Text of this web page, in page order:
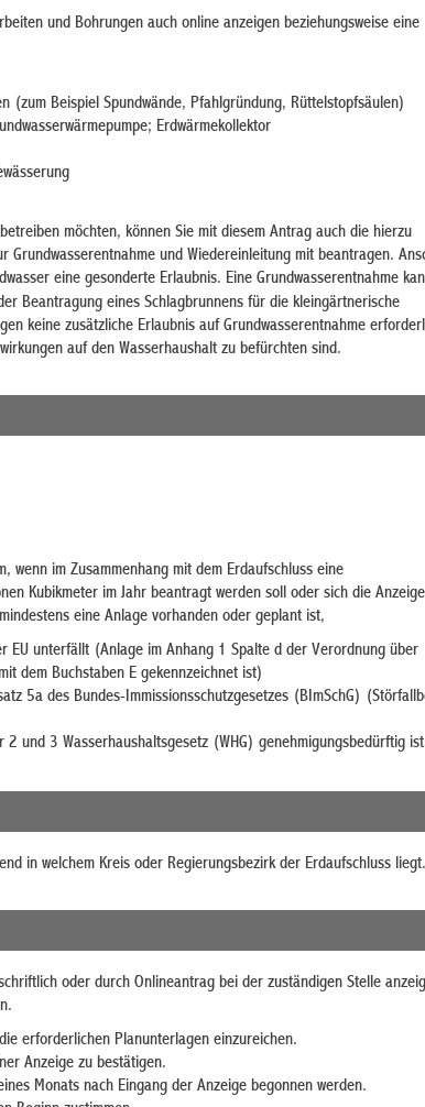
und Bohrungen auch online anzeigen beziehungsweise eine
(zum Beispiel Spundwände, Pfahlgründung, Rüttelstopfsäulen)
Erdwärmekollektor
möchten, können Sie mit diesem Antrag auch die hierzu
Grundwasserentnahme und Wiedereinleitung mit beantragen.
eine gesonderte Erlaubnis. Eine Grundwasserentnahme
Beantragung eines Schlagbrunnens für die kleingärtnerische
keine zusätzliche Erlaubnis auf Grundwasserentnahme
auf den Wasserhaushalt zu befürchten sind.
wenn im Zusammenhang mit dem Erdaufschluss eine
Kubikmeter im Jahr beantragt werden soll oder sich die
eine Anlage vorhanden oder geplant ist,
EU unterfällt (Anlage im Anhang 1 Spalte d der Verordnung über
dem Buchstaben E gekennzeichnet ist)
5a des Bundes-Immissionsschutzgesetzes (BImSchG)
und 3 Wasserhaushaltsgesetz (WHG) genehmigungsbedürftig
in welchem Kreis oder Regierungsbezirk der Erdaufschluss liegt.
oder durch Onlineantrag bei der zuständigen Stelle
erforderlichen Planunterlagen einzureichen.
Anzeige zu bestätigen.
Monats nach Eingang der Anzeige begonnen werden.